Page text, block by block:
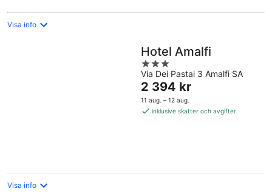
Visa info
Hotel Amalfi
3
out
of
5
Via Dei Pastai 3 Amalfi SA
Priset
är
2 394 kr
2 394 kr
11 aug. – 12 aug.
inklusive skatter och avgifter
Visa info